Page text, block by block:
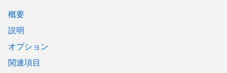
概要
説明
オプション
関連項目